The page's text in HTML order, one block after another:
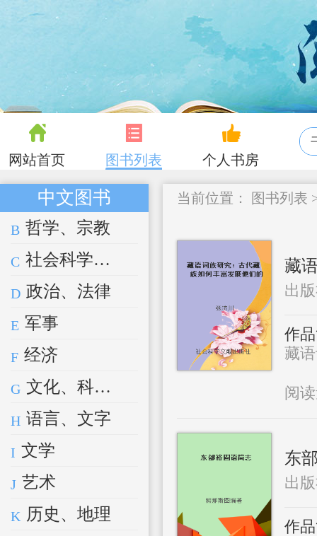
网站首页 图书列表 个人书房
中文图书
B 哲学、宗教
C 社会科学总论
D 政治、法律
E 军事
F 经济
G 文化、科学、教育、体育
H 语言、文字
I 文学
J 艺术
K 历史、地理
当前位置： 图书列表
藏
出
作
藏
阅
东
出
作